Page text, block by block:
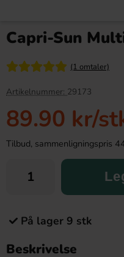
Capri-Sun
(1 omtaler)
Artikelnummer: 29173
89.90 kr/
Tilbud, sammenligningspris
På lager 9 stk
Beskrivelse